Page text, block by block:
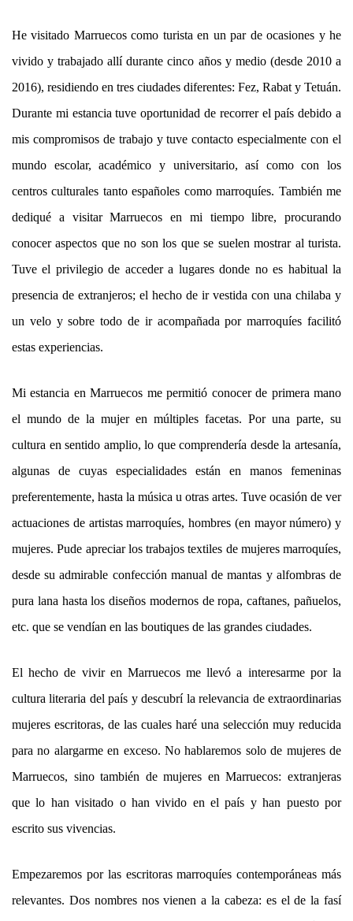
He visitado Marruecos como turista en un par de ocasiones y he
vivido y trabajado allí durante cinco años y medio (desde 2010 a
2016), residiendo en tres ciudades diferentes: Fez, Rabat y Tetuán.
Durante mi estancia tuve oportunidad de recorrer el país debido a
mis compromisos de trabajo y tuve contacto especialmente con el
mundo escolar, académico y universitario, así como con los
centros culturales tanto españoles como marroquíes. También me
dediqué a visitar Marruecos en mi tiempo libre, procurando
conocer aspectos que no son los que se suelen mostrar al turista.
Tuve el privilegio de acceder a lugares donde no es habitual la
presencia de extranjeros; el hecho de ir vestida con una chilaba y
un velo y sobre todo de ir acompañada por marroquíes facilitó
estas experiencias.
Mi estancia en Marruecos me permitió conocer de primera mano
el mundo de la mujer en múltiples facetas. Por una parte, su
cultura en sentido amplio, lo que comprendería desde la artesanía,
algunas de cuyas especialidades están en manos femeninas
preferentemente, hasta la música u otras artes. Tuve ocasión de ver
actuaciones de artistas marroquíes, hombres (en mayor número) y
mujeres. Pude apreciar los trabajos textiles de mujeres marroquíes,
desde su admirable confección manual de mantas y alfombras de
pura lana hasta los diseños modernos de ropa, caftanes, pañuelos,
etc. que se vendían en las boutiques de las grandes ciudades.
El hecho de vivir en Marruecos me llevó a interesarme por la
cultura literaria del país y descubrí la relevancia de extraordinarias
mujeres escritoras, de las cuales haré una selección muy reducida
para no alargarme en exceso. No hablaremos solo de mujeres de
Marruecos, sino también de mujeres en Marruecos: extranjeras
que lo han visitado o han vivido en el país y han puesto por
escrito sus vivencias.
Empezaremos por las escritoras marroquíes contemporáneas más
relevantes. Dos nombres nos vienen a la cabeza: es el de la fasí